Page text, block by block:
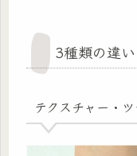
3種類の違い
テクスチャー・